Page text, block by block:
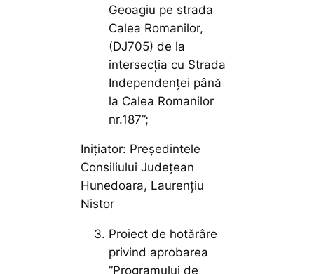
Geoagiu pe strada
Calea Romanilor,
(DJ705) de la
intersecția cu Strada
Independenței până
la Calea Romanilor
nr.187”;
Inițiator: Președintele
Consiliului Județean
Hunedoara, Laurențiu
Nistor
Proiect de hotărâre
privind aprobarea
”Programului de